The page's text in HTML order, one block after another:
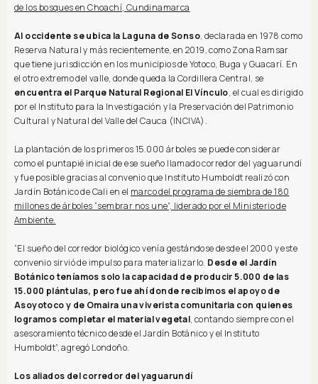
de los bosques en Choachí, Cundinamarca
Al occidente se ubica la Laguna de Sonso, declarada en 1978 como
Reserva Natural y más recientemente, en 2019, como Zona Ramsar
que tiene jurisdicción en los municipios de Yotoco, Buga y Guacarí. En
el otro extremo del valle, donde queda la Cordillera Central, se
encuentra el Parque Natural Regional El Vínculo, el cual es dirigido
por el Instituto para la Investigación y la Preservación del Patrimonio
Cultural y Natural del Valle del Cauca (INCIVA).
La plantación de los primeros 15.000 árboles se puede considerar
como el puntapié inicial de ese sueño llamado corredor del yaguarundí
y fue posible gracias al convenio que Instituto Humboldt realizó con
Jardín Botánico de Cali en el marco del programa de siembra de 180
millones de árboles “sembrar nos une”, liderado por el Ministerio de
Ambiente.
“El sueño del corredor biológico venía gestándose desde el 2000 y este
convenio sirvió de impulso para materializarlo. Desde el Jardín
Botánico teníamos solo la capacidad de producir 5.000 de las
15.000 plántulas, pero fue ahí donde recibimos el apoyo de
Asoyotoco y de Omaira una viverista comunitaria con quienes
logramos completar el material vegetal, contando siempre con el
asesoramiento técnico desde el Jardín Botánico y el Instituto
Humboldt”, agregó Londoño.
Los aliados del corredor del yaguarundí